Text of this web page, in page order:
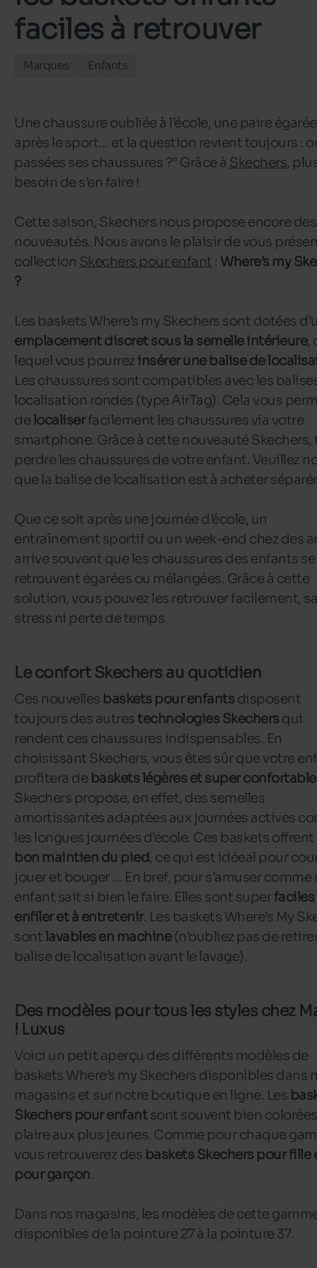
faciles à retrouver
Marques Enfants
Une chaussure oubliée à l’école, une paire égarée
après le sport… et la question revient toujours :
passées ses chaussures ?” Grâce à Skechers,
besoin de s’en faire !
Cette saison, Skechers nous propose encore des
nouveautés. Nous avons le plaisir de vous
collection Skechers pour enfant : Where’s my
?
Les baskets Where’s my Skechers sont dotées
emplacement discret sous la semelle intérieure,
lequel vous pourrez insérer une balise de
Les chaussures sont compatibles avec les
localisation rondes (type AirTag). Cela vous
delocaliserfacilement les chaussures via votre
smartphone. Grâce à cette nouveauté Skechers,
perdre les chaussures de votre enfant. Veuillez
que la balise de localisation est à acheter
Que ce soit après une journée d’école, un
entraînement sportif ou un week-end chez des
arrive souvent que les chaussures des enfants se
retrouvent égarées ou mélangées. Grâce à cette
solution, vous pouvez les retrouver facilement,
stress ni perte de temps.
Le confort Skechers au quotidien
Ces nouvelles baskets pour enfantsdisposent
toujours des autrestechnologies Skechersqui
rendent ces chaussures indispensables. En
choisissant Skechers, vous êtes sûr que votre
profitera de baskets légères et super
Skechers propose, en effet, des semelles
amortissantes adaptées aux journées actives
les longues journées d’école. Ces baskets offrent
bon maintien du pied, ce qui est idéeal pour
jouer et bouger … En bref, pour s’amuser comme
enfant sait si bien le faire. Elles sont superfaciles
enfiler et à entretenir. Les baskets Where’s My
sontlavables en machine(n’oubliez pas de
balise de localisation avant le lavage).
Des modèles pour tous les styles chez
! Luxus
Voici un petit aperçu des différents modèles de
baskets Where’s my Skechers disponibles dans
magasins et sur notre boutique en ligne. Les
Skechers pour enfantsont souvent bien
plaire aux plus jeunes. Comme pour chaque
vous retrouverez des baskets Skechers pour fille
pour garçon.
Dans nos magasins, les modèles de cette
disponibles de la pointure 27 à la pointure 37.